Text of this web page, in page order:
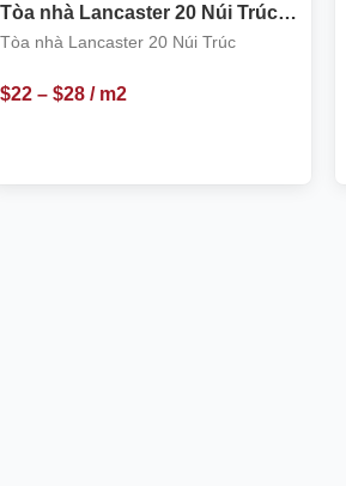
Tòa nhà Lancaster 20 Núi Trúc,
Ba Đình
Tòa nhà Lancaster 20 Núi Trúc
$22– $28/ m2